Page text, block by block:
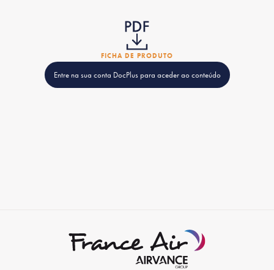
FICHA DE PRODUTO
Entre na sua conta DocPlus para aceder ao conteúdo